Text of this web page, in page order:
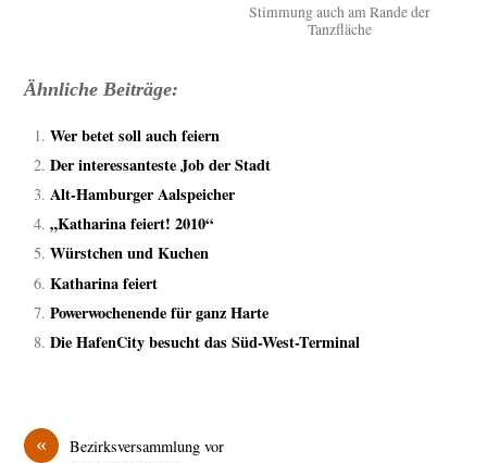
Stimmung auch am Rande der
Tanzfläche
Ähnliche Beiträge:
Wer betet soll auch feiern
Der interessanteste Job der Stadt
Alt-Hamburger Aalspeicher
„Katharina feiert! 2010“
Würstchen und Kuchen
Katharina feiert
Powerwochenende für ganz Harte
Die HafenCity besucht das Süd-West-Terminal
«
Bezirksversammlung vor